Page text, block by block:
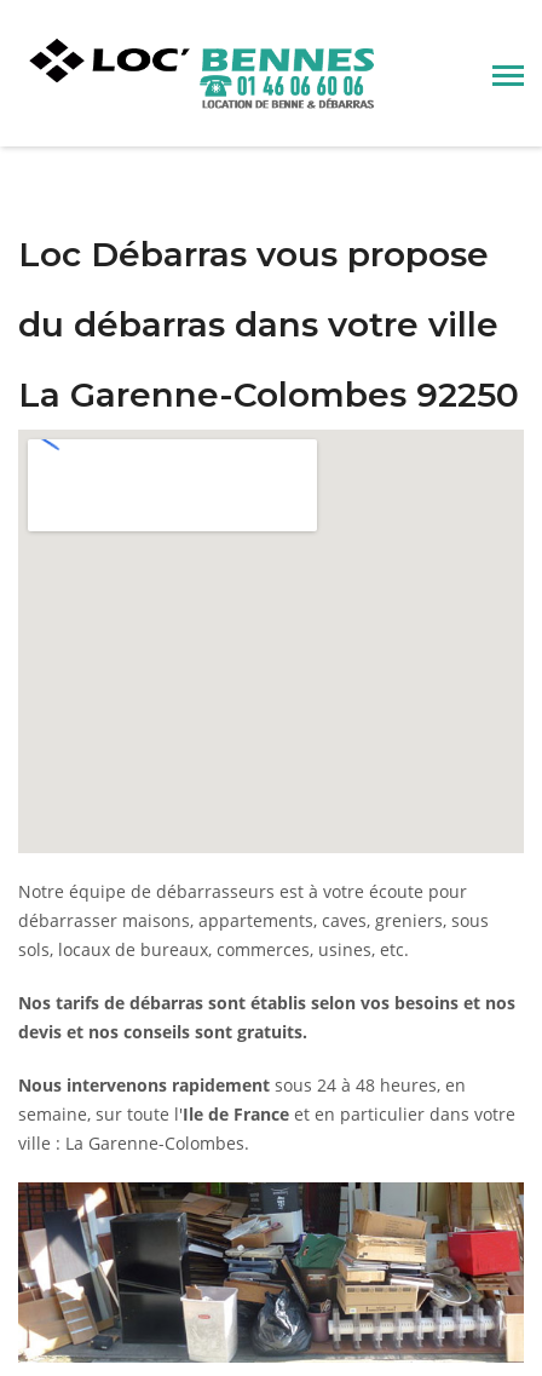
Loc Débarras vous propose
du débarras dans votre ville
La Garenne-Colombes 92250
Notre équipe de débarrasseurs est à votre écoute pour
débarrasser maisons, appartements, caves, greniers, sous
sols, locaux de bureaux, commerces, usines, etc.
Nos tarifs de débarras sont établis selon vos besoins et nos
devis et nos conseils sont gratuits.
Nous intervenons rapidement sous 24 à 48 heures, en
semaine, sur toute l'Ile de France et en particulier dans votre
ville : La Garenne-Colombes.